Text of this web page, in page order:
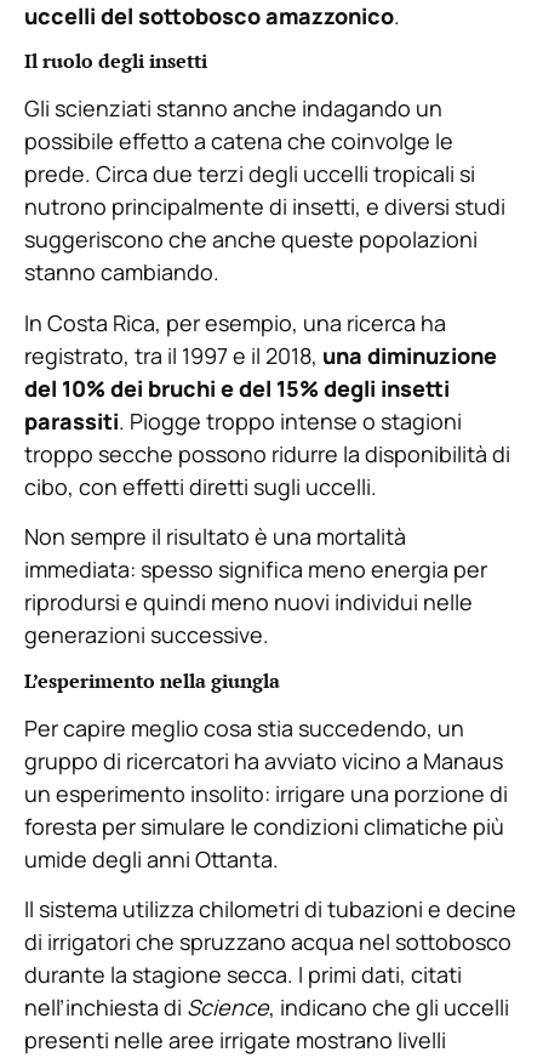
uccelli del sottobosco amazzonico.
Il ruolo degli insetti
Gli scienziati stanno anche indagando un
possibile effetto a catena che coinvolge le
prede. Circa due terzi degli uccelli tropicali si
nutrono principalmente di insetti, e diversi studi
suggeriscono che anche queste popolazioni
stanno cambiando.
In Costa Rica, per esempio, una ricerca ha
registrato, tra il 1997 e il 2018, una diminuzione
del 10% dei bruchi e del 15% degli insetti
parassiti. Piogge troppo intense o stagioni
troppo secche possono ridurre la disponibilità di
cibo, con effetti diretti sugli uccelli.
Non sempre il risultato è una mortalità
immediata: spesso significa meno energia per
riprodursi e quindi meno nuovi individui nelle
generazioni successive.
L’esperimento nella giungla
Per capire meglio cosa stia succedendo, un
gruppo di ricercatori ha avviato vicino a Manaus
un esperimento insolito: irrigare una porzione di
foresta per simulare le condizioni climatiche più
umide degli anni Ottanta.
Il sistema utilizza chilometri di tubazioni e decine
di irrigatori che spruzzano acqua nel sottobosco
durante la stagione secca. I primi dati, citati
nell’inchiesta di Science, indicano che gli uccelli
presenti nelle aree irrigate mostrano livelli